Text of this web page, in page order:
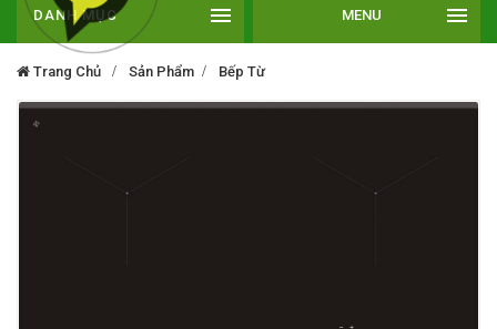
DANH MỤC MENU
Trang Chủ Sản Phẩm Bếp Từ